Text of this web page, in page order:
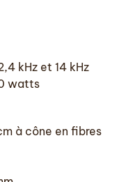
kHz et 14 kHz
watts
à cône en fibres